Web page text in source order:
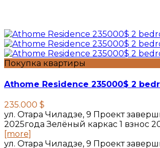
Покупка квартиры
Athome Residence 235000$ 2
235.000 $
ул. Отара Чиладзе, 9 Проект
2025года Зелёный каркас 1 взнос
[more]
ул. Отара Чиладзе, 9 Проект